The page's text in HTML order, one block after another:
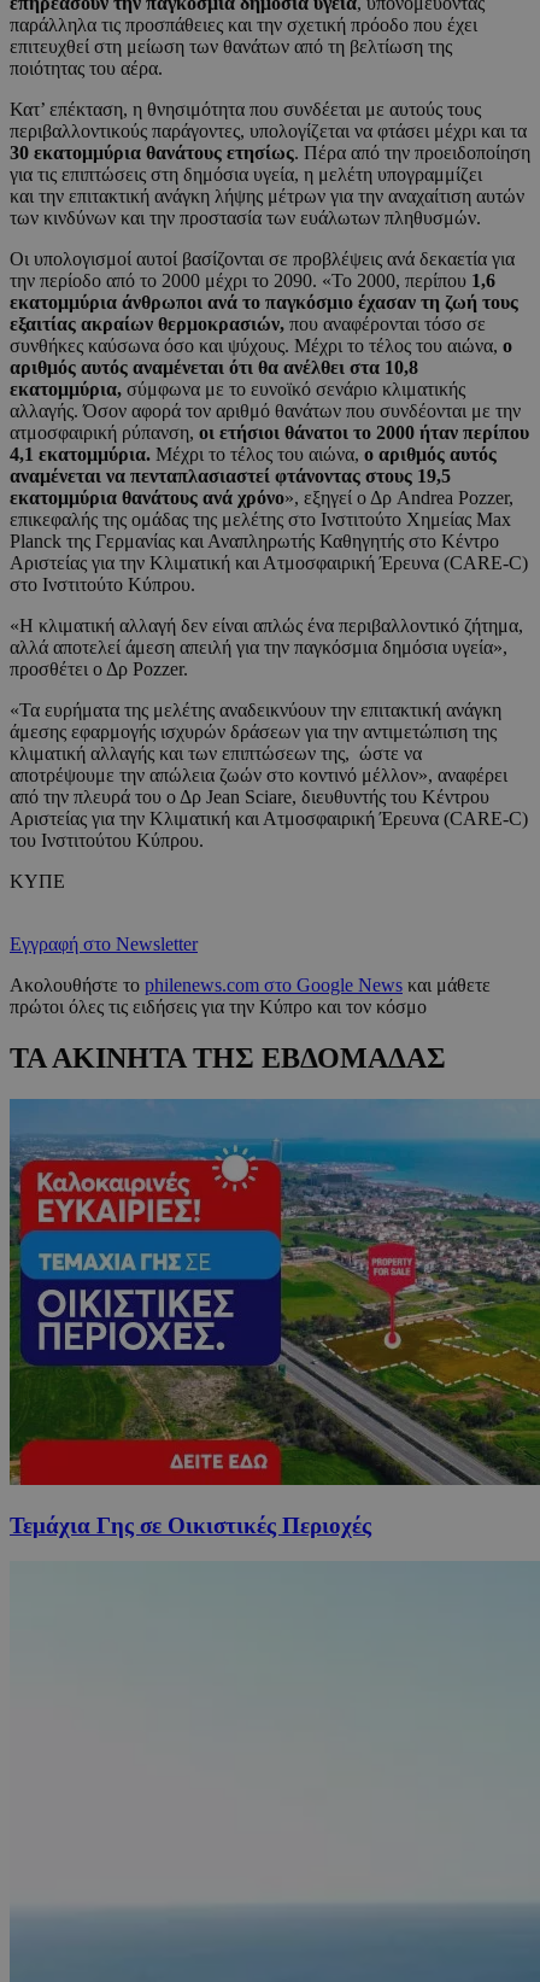
παράλληλα τις προσπάθειες και την σχετική πρόοδο που έχει
επιτευχθεί στη μείωση των θανάτων από τη βελτίωση της
ποιότητας του αέρα.
Κατ’ επέκταση, η θνησιμότητα που συνδέεται με αυτούς τους
περιβαλλοντικούς παράγοντες, υπολογίζεται να φτάσει μέχρι και τα
30 εκατομμύρια θανάτους ετησίως. Πέρα από την προειδοποίηση
για τις επιπτώσεις στη δημόσια υγεία, η μελέτη υπογραμμίζει
και την επιτακτική ανάγκη λήψης μέτρων για την αναχαίτιση αυτών
των κινδύνων και την προστασία των ευάλωτων πληθυσμών.
Οι υπολογισμοί αυτοί βασίζονται σε προβλέψεις ανά δεκαετία για
την περίοδο από το 2000 μέχρι το 2090. «Το 2000, περίπου 1,6
εκατομμύρια άνθρωποι ανά το παγκόσμιο έχασαν τη ζωή τους
εξαιτίας ακραίων θερμοκρασιών, που αναφέρονται τόσο σε
συνθήκες καύσωνα όσο και ψύχους. Μέχρι το τέλος του αιώνα, ο
αριθμός αυτός αναμένεται ότι θα ανέλθει στα 10,8
εκατομμύρια, σύμφωνα με το ευνοϊκό σενάριο κλιματικής
αλλαγής. Όσον αφορά τον αριθμό θανάτων που συνδέονται με την
ατμοσφαιρική ρύπανση, οι ετήσιοι θάνατοι το 2000 ήταν περίπου
4,1 εκατομμύρια. Μέχρι το τέλος του αιώνα, ο αριθμός αυτός
αναμένεται να πενταπλασιαστεί φτάνοντας στους 19,5
εκατομμύρια θανάτους ανά χρόνο», εξηγεί ο Δρ Andrea Pozzer,
επικεφαλής της ομάδας της μελέτης στο Ινστιτούτο Χημείας Max
Planck της Γερμανίας και Αναπληρωτής Καθηγητής στο Κέντρο
Αριστείας για την Κλιματική και Ατμοσφαιρική Έρευνα (CARE-C)
στο Ινστιτούτο Κύπρου.
«Η κλιματική αλλαγή δεν είναι απλώς ένα περιβαλλοντικό ζήτημα,
αλλά αποτελεί άμεση απειλή για την παγκόσμια δημόσια υγεία»,
προσθέτει ο Δρ Pozzer.
«Τα ευρήματα της μελέτης αναδεικνύουν την επιτακτική ανάγκη
άμεσης εφαρμογής ισχυρών δράσεων για την αντιμετώπιση της
κλιματική αλλαγής και των επιπτώσεων της, ώστε να
αποτρέψουμε την απώλεια ζωών στο κοντινό μέλλον», αναφέρει
από την πλευρά του ο Δρ Jean Sciare, διευθυντής του Κέντρου
Αριστείας για την Κλιματική και Ατμοσφαιρική Έρευνα (CARE-C)
του Ινστιτούτου Κύπρου.
ΚΥΠΕ
Εγγραφή στο Newsletter
Ακολουθήστε το philenews.com στο Google News και μάθετε
πρώτοι όλες τις ειδήσεις για την Κύπρο και τον κόσμο
ΤΑ ΑΚΙΝΗΤΑ ΤΗΣ ΕΒΔΟΜΑΔΑΣ
Τεμάχια Γης σε Οικιστικές Περιοχές